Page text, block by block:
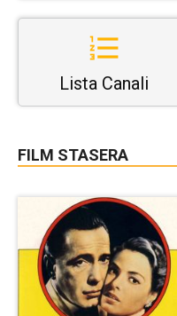
Lista Canali
FILM STASERA